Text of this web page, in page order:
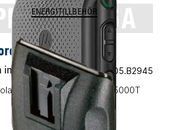
ENERGITILLBEHÖR
PMNN4546A
in för pris Vårt art.nr 05.B2945
Lex L11 standardbatteri 5000T